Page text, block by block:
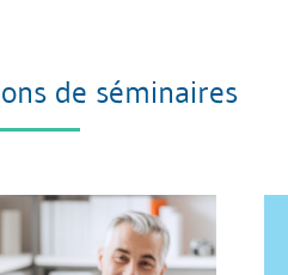
de séminaires